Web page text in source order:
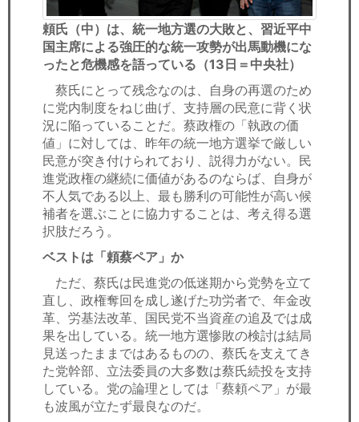
頼氏（中）は、統一地方選の大敗と、習近平中
国主席による強圧的な統一攻勢が出馬動機にな
ったと危機感を語っている（13日＝中央社）
蔡氏にとって残念なのは、自身の再選のため
に党内制度をねじ曲げ、支持層の民意に背く状
況に陥っていることだ。蔡政権の「執政の価
値」に対しては、昨年の統一地方選挙で厳しい
民意が突き付けられており、説得力がない。民
進党政権の継続に価値があるのならば、自身が
不人気である以上、最も勝利の可能性が高い候
補者を選ぶことに協力することは、考え得る選
択肢だろう。
ベストは「頼蔡ペア」か
ただ、蔡氏は民進党の低迷期から党勢を立て
直し、政権奪回を成し遂げた功労者で、年金改
革、労基法改革、国民党不当資産の追及では成
果を出している。統一地方選惨敗の検討は結局
見送ったままではあるものの、蔡氏を支えてき
た党幹部、立法委員の大多数は蔡氏続投を支持
している。党の論理としては「蔡頼ペア」が最
も波風が立たず最良なのだ。